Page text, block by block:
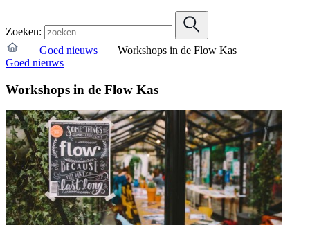
Zoeken:
Goed nieuws
Workshops in de Flow Kas
Goed nieuws
Workshops in de Flow Kas